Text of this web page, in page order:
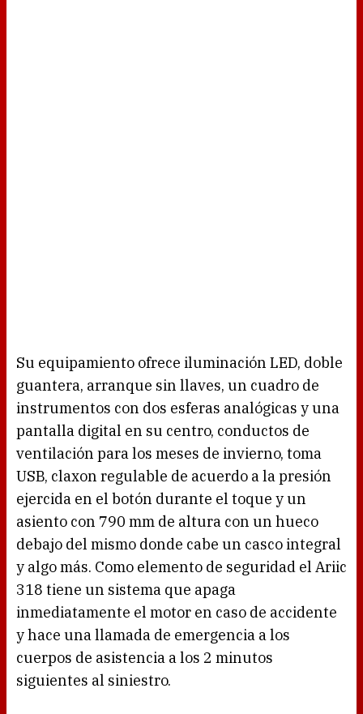
Su equipamiento ofrece iluminación LED, doble
guantera, arranque sin llaves, un cuadro de
instrumentos con dos esferas analógicas y una
pantalla digital en su centro, conductos de
ventilación para los meses de invierno, toma
USB, claxon regulable de acuerdo a la presión
ejercida en el botón durante el toque y un
asiento con 790 mm de altura con un hueco
debajo del mismo donde cabe un casco integral
y algo más. Como elemento de seguridad el Ariic
318 tiene un sistema que apaga
inmediatamente el motor en caso de accidente
y hace una llamada de emergencia a los
cuerpos de asistencia a los 2 minutos
siguientes al siniestro.